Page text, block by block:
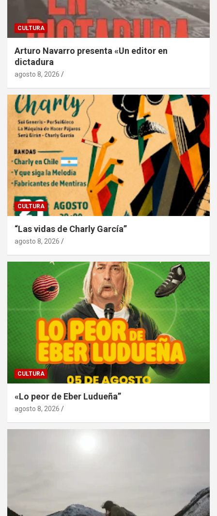
CULTURA
Arturo Navarro presenta «Un editor en
dictadura
agosto 8, 2026
CULTURA
“Las vidas de Charly García”
agosto 8, 2026
CULTURA
«Lo peor de Eber Ludueña”
agosto 8, 2026